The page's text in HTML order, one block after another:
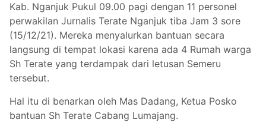
Kab. Nganjuk Pukul 09.00 pagi dengan 11 personel
perwakilan Jurnalis Terate Nganjuk tiba Jam 3 sore
(15/12/21). Mereka menyalurkan bantuan secara
langsung di tempat lokasi karena ada 4 Rumah warga
Sh Terate yang terdampak dari letusan Semeru
tersebut.
Hal itu di benarkan oleh Mas Dadang, Ketua Posko
bantuan Sh Terate Cabang Lumajang.